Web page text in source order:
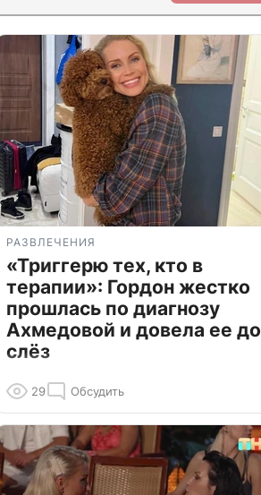
РАЗВЛЕЧЕНИЯ
«Триггерю тех, кто в
терапии»: Гордон жестко
прошлась по диагнозу
Ахмедовой и довела ее до
слёз
29 Обсудить